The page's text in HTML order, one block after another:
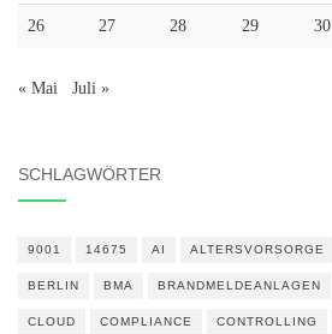
26 27 28 29 30
« Mai Juli »
SCHLAGWÖRTER
9001 14675 AI ALTERSVORSORGE
BERLIN BMA BRANDMELDEANLAGEN
CLOUD COMPLIANCE CONTROLLING